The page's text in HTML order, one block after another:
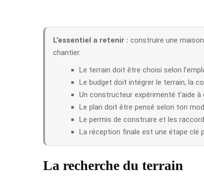
L’essentiel a retenir : construire une
chantier.
Le terrain doit être choisi selon
Le budget doit intégrer le terrain, la
Un constructeur expérimenté t’aide
Le plan doit être pensé selon ton
Le permis de construire et les
La réception finale est une étape clé
La recherche du terrain